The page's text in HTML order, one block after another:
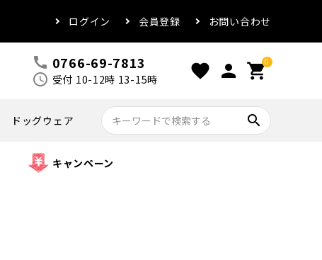
ログイン 会員登録 お問い合わせ
call 0766-69-7813
schedule 受付 10-12時 13-15時 favorite person 0
shopping_cart
ドッグウェア search
キャンペーン